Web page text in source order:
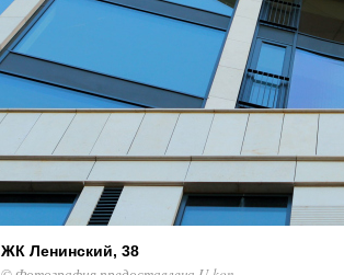
ЖК Ленинский, 38